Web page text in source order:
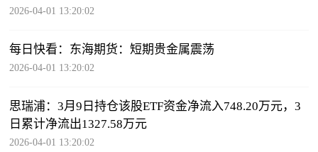
2026-04-01 13:20:02
每日快看：东海期货：短期贵金属震荡
2026-04-01 13:20:02
思瑞浦：3月9日持仓该股ETF资金净流入748.20万元，3
日累计净流出1327.58万元
2026-04-01 13:20:02